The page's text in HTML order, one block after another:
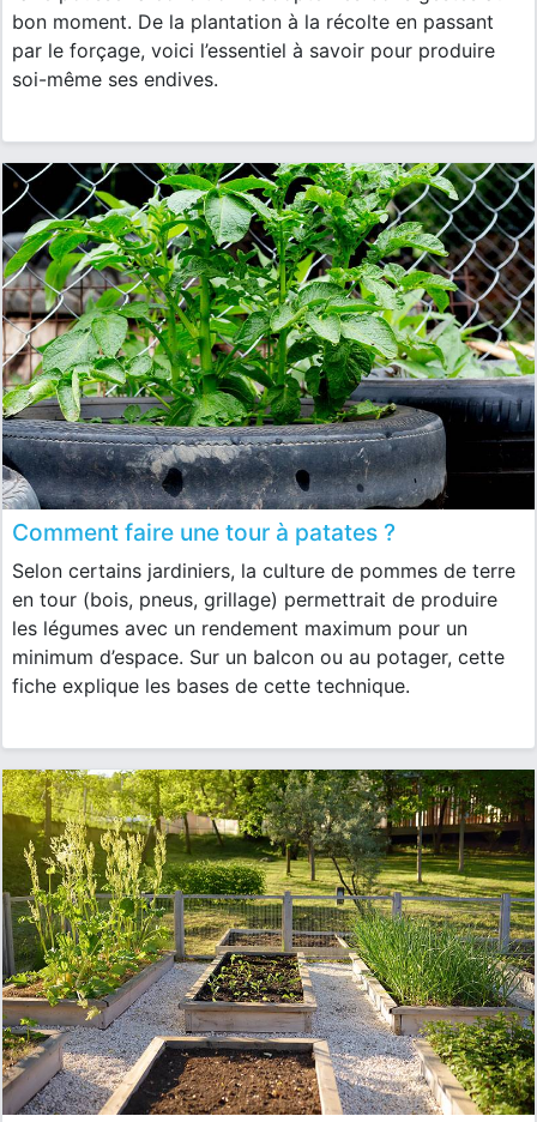
bon moment. De la plantation à la récolte en passant
par le forçage, voici l’essentiel à savoir pour produire
soi-même ses endives.
Comment faire une tour à patates ?
Selon certains jardiniers, la culture de pommes de terre
en tour (bois, pneus, grillage) permettrait de produire
les légumes avec un rendement maximum pour un
minimum d’espace. Sur un balcon ou au potager, cette
fiche explique les bases de cette technique.